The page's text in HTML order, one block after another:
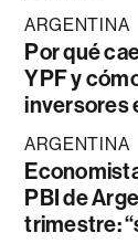
ARGENTINA
Por qué
YPF y
inversores
ARGENTINA
PBI de
trimestre: